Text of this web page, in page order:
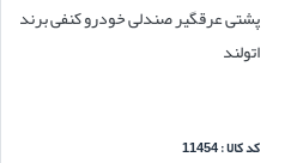
پشتی عرقگیر صندلی خودرو کنفی برند
اتولند
کد کالا : 11454